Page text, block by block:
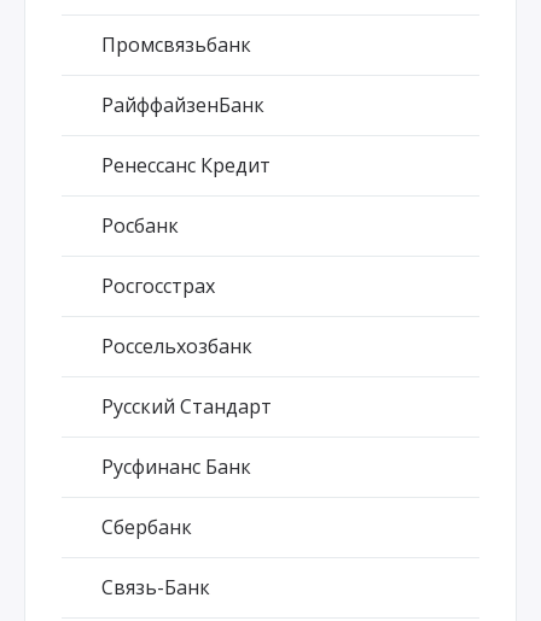
Промсвязьбанк
РайффайзенБанк
Ренессанс Кредит
Росбанк
Росгосстрах
Россельхозбанк
Русский Стандарт
Русфинанс Банк
Сбербанк
Связь-Банк